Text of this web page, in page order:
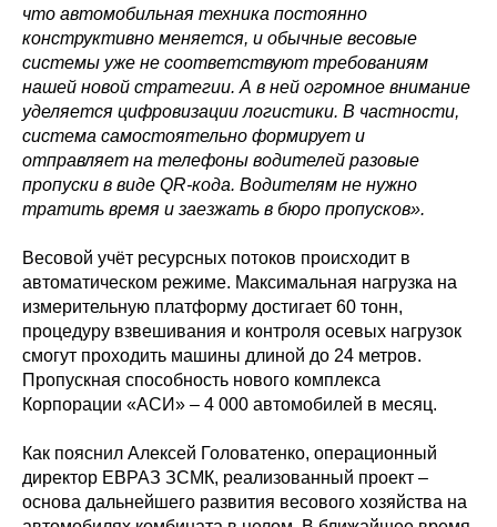
что автомобильная техника постоянно
конструктивно меняется, и обычные весовые
системы уже не соответствуют требованиям
нашей новой стратегии. А в ней огромное внимание
уделяется цифровизации логистики. В частности,
система самостоятельно формирует и
отправляет на телефоны водителей разовые
пропуски в виде QR-кода. Водителям не нужно
тратить время и заезжать в бюро пропусков».
Весовой учёт ресурсных потоков происходит в
автоматическом режиме. Максимальная нагрузка на
измерительную платформу достигает 60 тонн,
процедуру взвешивания и контроля осевых нагрузок
смогут проходить машины длиной до 24 метров.
Пропускная способность нового комплекса
Корпорации «АСИ» – 4 000 автомобилей в месяц.
Как пояснил Алексей Головатенко, операционный
директор ЕВРАЗ ЗСМК, реализованный проект –
основа дальнейшего развития весового хозяйства на